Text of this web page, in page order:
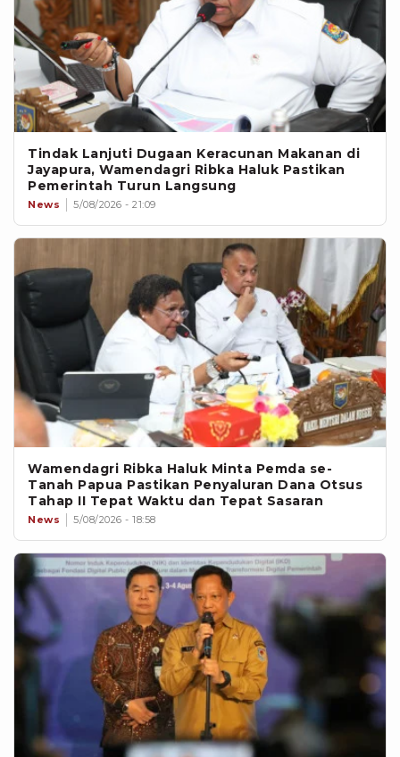
Tindak Lanjuti Dugaan Keracunan Makanan di
Jayapura, Wamendagri Ribka Haluk Pastikan
Pemerintah Turun Langsung
News 5/08/2026 - 21:09
Wamendagri Ribka Haluk Minta Pemda se-
Tanah Papua Pastikan Penyaluran Dana Otsus
Tahap II Tepat Waktu dan Tepat Sasaran
News 5/08/2026 - 18:58